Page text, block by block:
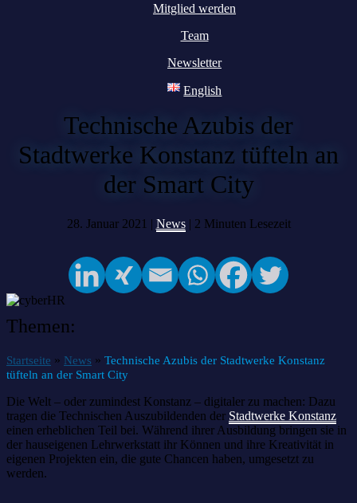
Mitglied werden
Team
Newsletter
English
Technische Azubis der
Stadtwerke Konstanz tüfteln an
der Smart City
28. Januar 2021 | News| 2 Minuten Lesezeit
Themen:
Startseite » News » Technische Azubis der Stadtwerke Konstanz
tüfteln an der Smart City
Die Welt – oder zumindest Konstanz – digitaler zu machen: Dazu
tragen die Technischen Auszubildenden der Stadtwerke Konstanz
einen erheblichen Teil bei. Während ihrer Ausbildung bringen sie in
der hauseigenen Lehrwerkstatt ihr Können und ihre Kreativität in
eigenen Projekten ein, die gute Chancen haben, umgesetzt zu
werden.